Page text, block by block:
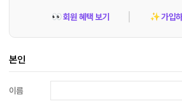
👀회원 혜택 보기 ✨가입
본인
이름